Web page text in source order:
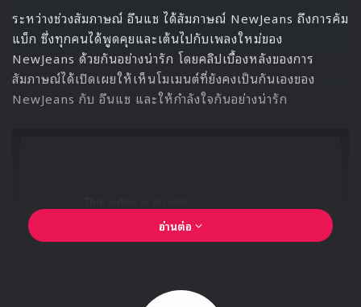
16 BABYMONSTER
17 พัคแจบอม
18 ยองทัก
19 แทยอน
20 RIIZE
24 EXO
25 Red Velvet